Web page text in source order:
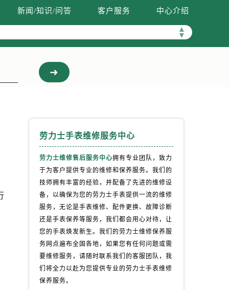
新闻/知识/问答 客户服务 中心介绍
▲
▼
劳力士手表维修服务中心
劳力士维修售后服务中心拥有专业团队，致力
于为客户提供专业的维修和保养服务。我们的
技师拥有丰富的经验，并配备了先进的维修设
备，以确保为您的劳力士手表提供一流的维修
服务，无论是手表维修、配件更换、故障诊断
还是手表保养等服务，我们都会用心对待，让
您的手表焕发新生。我们的劳力士维修保养服
务网点遍布全国各地，如果您有任何问题或需
要维修服务，请随时联系我们的客服团队，我
们将全力以赴为您提供专业的劳力士手表维修
保养服务。